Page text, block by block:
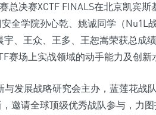
总决赛XCTF FINALS在北京凯宾
全学院孙心乾、姚诚同学（Nu1L
、王众、王多、王恕嵩荣获总成
赛场上实战领域的动手能力及创新
与发展战略研究会主办，蓝莲花战
邀请全球顶级优秀战队参与，力